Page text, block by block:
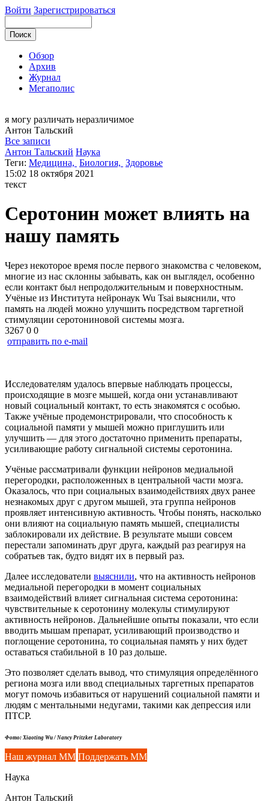
Войти Зарегистрироваться
Обзор
Архив
Журнал
Мегаполис
я могу различать неразличимое
Антон Тальский
Все записи
Антон Тальский Наука
Теги: Медицина, Биология, Здоровье
15:02 18 октября 2021
текст
Серотонин может влиять на
нашу память
Через некоторое время после первого знакомства с человеком,
многие из нас склонны забывать, как он выглядел, особенно
если контакт был непродолжительным и поверхностным.
Учёные из Института нейронаук Wu Tsai выяснили, что
память на людей можно улучшить посредством таргетной
стимуляции серотониновой системы мозга.
3267 0 0
отправить по e-mail
Исследователям удалось впервые наблюдать процессы,
происходящие в мозге мышей, когда они устанавливают
новый социальный контакт, то есть знакомятся с особью.
Также учёные продемонстрировали, что способность к
социальной памяти у мышей можно приглушить или
улучшить — для этого достаточно применить препараты,
усиливающие работу сигнальной системы серотонина.
Учёные рассматривали функции нейронов медиальной
перегородки, расположенных в центральной части мозга.
Оказалось, что при социальных взаимодействиях двух ранее
незнакомых друг с другом мышей, эта группа нейронов
проявляет интенсивную активность. Чтобы понять, насколько
они влияют на социальную память мышей, специалисты
заблокировали их действие. В результате мыши совсем
перестали запоминать друг друга, каждый раз реагируя на
собратьев так, будто видят их в первый раз.
Далее исследователи выяснили, что на активность нейронов
медиальной перегородки в момент социальных
взаимодействий влияет сигнальная система серотонина:
чувствительные к серотонину молекулы стимулируют
активность нейронов. Дальнейшие опыты показали, что если
вводить мышам препарат, усиливающий производство и
поглощение серотонина, то социальная память у них будет
оставаться стабильной в 10 раз дольше.
Это позволяет сделать вывод, что стимуляция определённого
региона мозга или ввод специальных таргетных препаратов
могут помочь избавиться от нарушений социальной памяти и
людям с ментальными недугами, такими как депрессия или
ПТСР.
Фото: Xiaoting Wu / Nancy Pritzker Laboratory
Наш журнал ММ Поддержать ММ
Наука
Антон Тальский